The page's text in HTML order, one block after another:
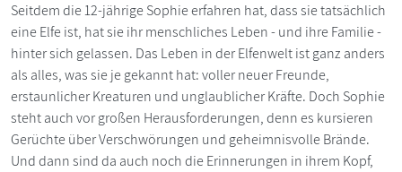
Seitdem die 12-jährige Sophie erfahren hat, dass sie tatsächlich
eine Elfe ist, hat sie ihr menschliches Leben - und ihre Familie -
hinter sich gelassen. Das Leben in der Elfenwelt ist ganz anders
als alles, was sie je gekannt hat: voller neuer Freunde,
erstaunlicher Kreaturen und unglaublicher Kräfte. Doch Sophie
steht auch vor großen Herausforderungen, denn es kursieren
Gerüchte über Verschwörungen und geheimnisvolle Brände.
Und dann sind da auch noch die Erinnerungen in ihrem Kopf,